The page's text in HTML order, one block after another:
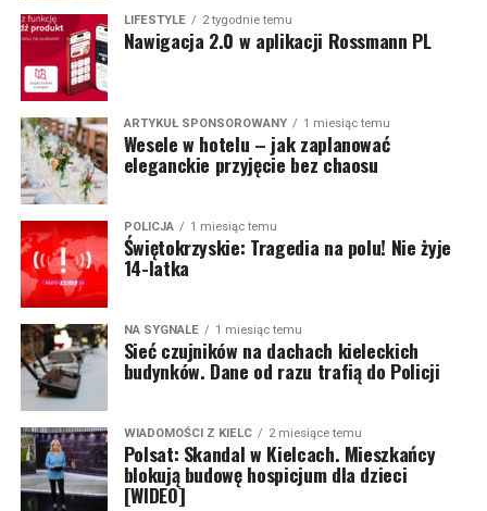
LIFESTYLE 2 tygodnie temu
Nawigacja 2.0 w aplikacji Rossmann PL
ARTYKUŁ SPONSOROWANY 1 miesiąc temu
Wesele w hotelu – jak zaplanować
eleganckie przyjęcie bez chaosu
POLICJA 1 miesiąc temu
Świętokrzyskie: Tragedia na polu! Nie żyje
14-latka
NA SYGNALE 1 miesiąc temu
Sieć czujników na dachach kieleckich
budynków. Dane od razu trafią do Policji
WIADOMOŚCI Z KIELC 2 miesiące temu
Polsat: Skandal w Kielcach. Mieszkańcy
blokują budowę hospicjum dla dzieci
[WIDEO]